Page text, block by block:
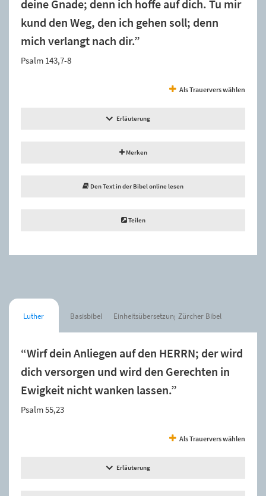
deine Gnade; denn ich hoffe auf dich. Tu mir
kund den Weg, den ich gehen soll; denn
mich verlangt nach dir.”
Psalm 143,7-8
Als Trauervers wählen
Erläuterung
Merken
Den Text in der Bibel online lesen
Teilen
Luther Basisbibel Einheitsübersetzung Zürcher Bibel
“Wirf dein Anliegen auf den HERRN; der wird
dich versorgen und wird den Gerechten in
Ewigkeit nicht wanken lassen.”
Psalm 55,23
Als Trauervers wählen
Erläuterung